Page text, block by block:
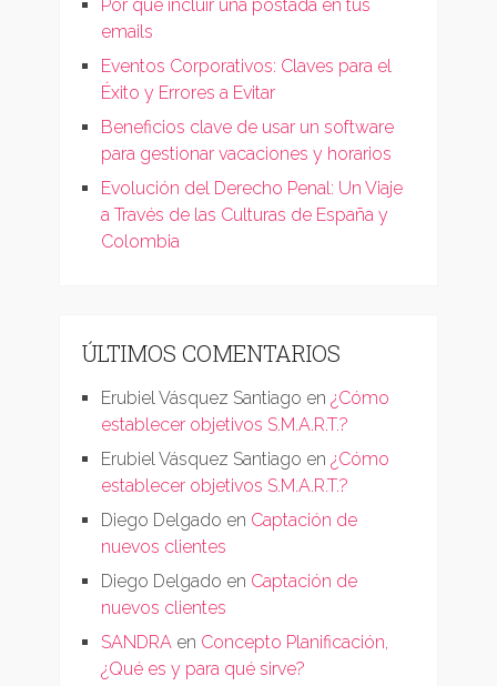
Por qué incluir una postada en tus
emails
Eventos Corporativos: Claves para el
Éxito y Errores a Evitar
Beneficios clave de usar un software
para gestionar vacaciones y horarios
Evolución del Derecho Penal: Un Viaje
a Través de las Culturas de España y
Colombia
ÚLTIMOS COMENTARIOS
Erubiel Vásquez Santiago en ¿Cómo
establecer objetivos S.M.A.R.T.?
Erubiel Vásquez Santiago en ¿Cómo
establecer objetivos S.M.A.R.T.?
Diego Delgado en Captación de
nuevos clientes
Diego Delgado en Captación de
nuevos clientes
SANDRAen Concepto Planificación,
¿Qué es y para qué sirve?